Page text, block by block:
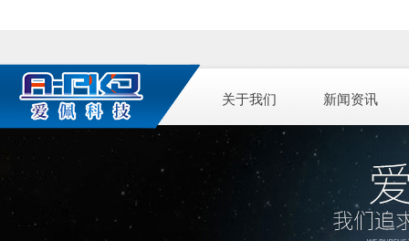
关于我们 新闻资讯